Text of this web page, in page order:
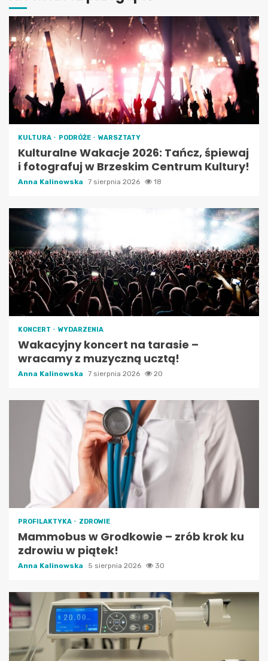
KULTURA PODRÓŻE WARSZTATY
Kulturalne Wakacje 2026: Tańcz, śpiewaj
i fotografuj w Brzeskim Centrum Kultury!
Anna Kalinowska 7 sierpnia 2026 18
KONCERT WYDARZENIA
Wakacyjny koncert na tarasie –
wracamy z muzyczną ucztą!
Anna Kalinowska 7 sierpnia 2026 20
PROFILAKTYKA ZDROWIE
Mammobus w Grodkowie – zrób krok ku
zdrowiu w piątek!
Anna Kalinowska 5 sierpnia 2026 30